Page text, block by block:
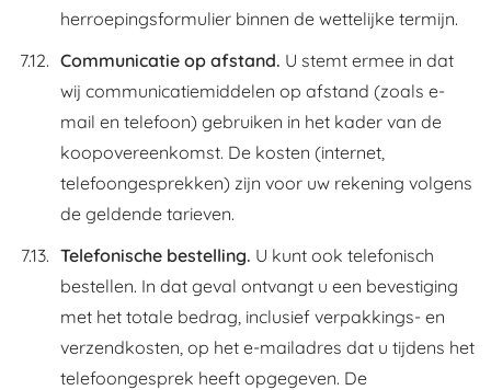
herroepingsformulier binnen de wettelijke termijn.
Communicatie op afstand. U stemt ermee in dat
wij communicatiemiddelen op afstand (zoals e-
mail en telefoon) gebruiken in het kader van de
koopovereenkomst. De kosten (internet,
telefoongesprekken) zijn voor uw rekening volgens
de geldende tarieven.
Telefonische bestelling. U kunt ook telefonisch
bestellen. In dat geval ontvangt u een bevestiging
met het totale bedrag, inclusief verpakkings- en
verzendkosten, op het e-mailadres dat u tijdens het
telefoongesprek heeft opgegeven. De